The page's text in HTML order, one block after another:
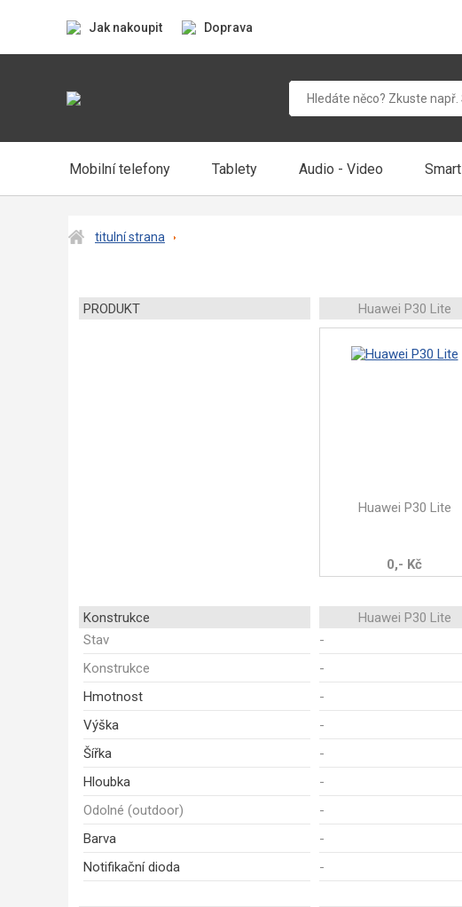
Jak nakoupit Doprava
Mobilní telefony Tablety Audio - Video Smart
titulní strana
PRODUKT Huawei P30 Lite
Huawei P30 Lite
0,- Kč
Konstrukce Huawei P30 Lite
Stav
-
Konstrukce
-
Hmotnost
-
Výška
-
Šířka
-
Hloubka
-
Odolné (outdoor)
-
Barva
-
Notifikační dioda
-